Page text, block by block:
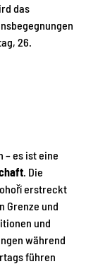
das
26.
– es ist eine
. Die
erstreckt
Grenze und
und
während
führen